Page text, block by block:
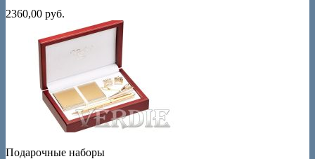
2360,00 руб.
Подарочные наборы